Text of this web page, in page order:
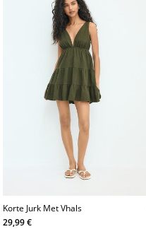
Korte Jurk Met Vhals
29,99 €